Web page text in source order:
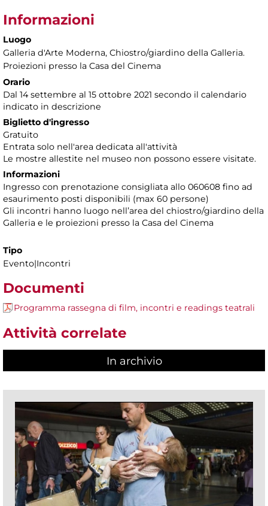
Informazioni
Luogo
Galleria d'Arte Moderna, Chiostro/giardino della Galleria.
Proiezioni presso la Casa del Cinema
Orario
Dal 14 settembre al 15 ottobre 2021 secondo il calendario
indicato in descrizione
Biglietto d'ingresso
Gratuito
Entrata solo nell'area dedicata all'attività
Le mostre allestite nel museo non possono essere visitate.
Informazioni
Ingresso con prenotazione consigliata allo 060608 fino ad
esaurimento posti disponibili (max 60 persone)
Gli incontri hanno luogo nellʼarea del chiostro/giardino della
Galleria e le proiezioni presso la Casa del Cinema
Tipo
Evento|Incontri
Documenti
Programma rassegna di film, incontri e readings teatrali
Attività correlate
In archivio